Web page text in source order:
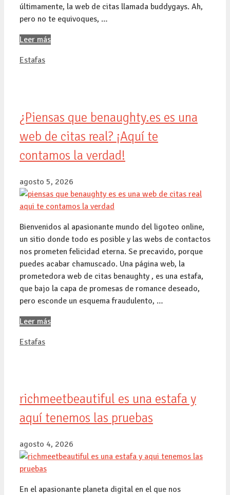
últimamente, la web de citas llamada buddygays. Ah,
pero no te equivoques, …
Leer más
Categorías
Estafas
¿Piensas que benaughty.es es una
web de citas real? ¡Aquí te
contamos la verdad!
agosto 5, 2026
Bienvenidos al apasionante mundo del ligoteo online,
un sitio donde todo es posible y las webs de contactos
nos prometen felicidad eterna. Se precavido, porque
puedes acabar chamuscado. Una página web, la
prometedora web de citas benaughty , es una estafa,
que bajo la capa de promesas de romance deseado,
pero esconde un esquema fraudulento, …
Leer más
Categorías
Estafas
richmeetbeautiful es una estafa y
aquí tenemos las pruebas
agosto 4, 2026
En el apasionante planeta digital en el que nos